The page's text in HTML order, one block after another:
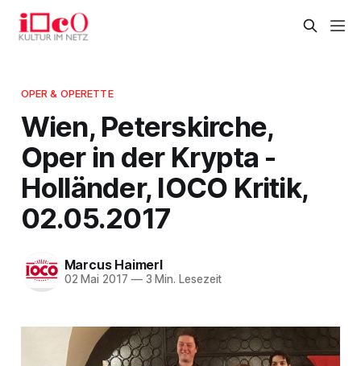
OPER & OPERETTE
Wien, Peterskirche,
Oper in der Krypta -
Holländer, IOCO Kritik,
02.05.2017
Marcus Haimerl
02 Mai 2017 —3 Min. Lesezeit